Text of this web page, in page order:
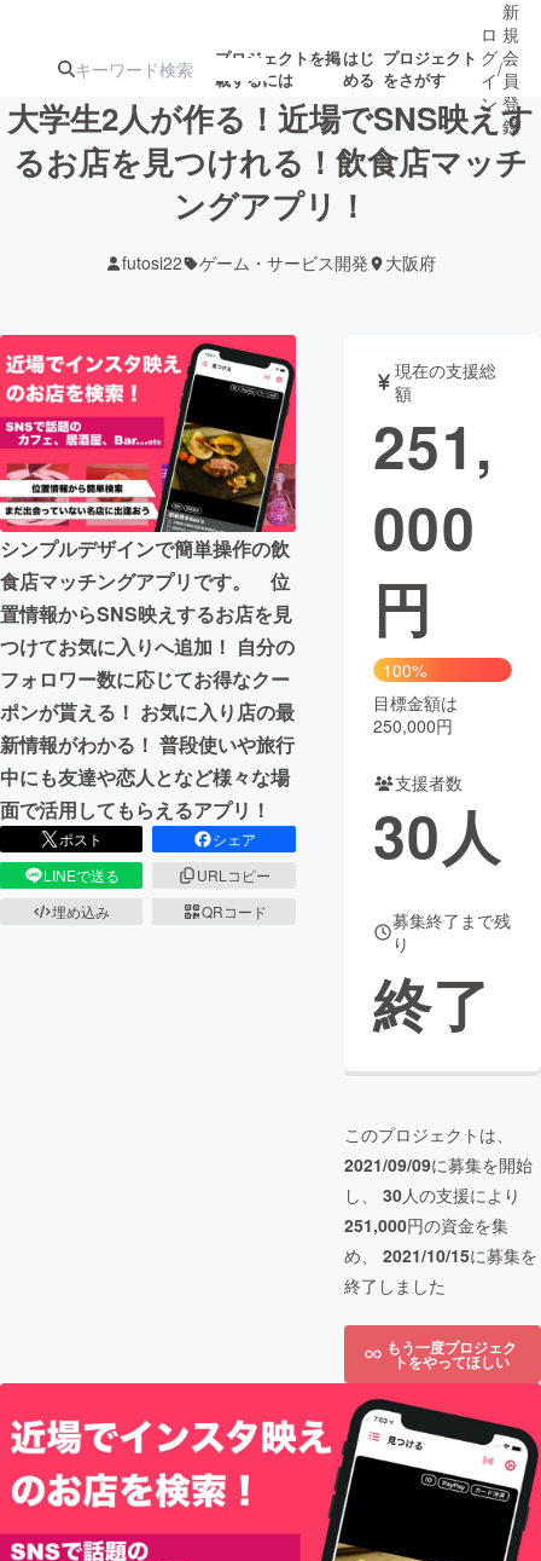
プロジェクトを掲
載するには
はじ
める
プロジェクト
をさがす
注目の新着プロ募集終了が近いプ
テクノロジー・ガジェット
映像・映画 書籍・雑誌
ビジネス・起業 チャレンジ
まちづくり・地域活性化
CAMPFIRE for Social Good
CAMPFIRE Creation
CAMPFIREふるさと納税machi-ya コミュニティ
ロ
グ
イ
ン
/
新
規
会
員
登
録
大学生2人が作る！近場でSNS映えす
るお店を見つけれる！飲食店マッチ
ングアプリ！
futosi22 ゲーム・サービス開発 大阪府
シンプルデザインで簡単操作の飲
食店マッチングアプリです。 位
置情報からSNS映えするお店を見
つけてお気に入りへ追加！ 自分の
フォロワー数に応じてお得なクー
ポンが貰える！ お気に入り店の最
新情報がわかる！ 普段使いや旅行
中にも友達や恋人となど様々な場
面で活用してもらえるアプリ！
ポスト
シェア
LINEで送る
URLコピー
埋め込み
QRコード
現在の支援総
額
251,
000
円
100%
目標金額は
250,000円
支援者数
30人
募集終了まで残
り
終了
このプロジェクトは、
2021/09/09に募集を開始
し、 30人の支援により
251,000円の資金を集
め、 2021/10/15に募集を
終了しました
もう一度プロジェク
トをやってほしい